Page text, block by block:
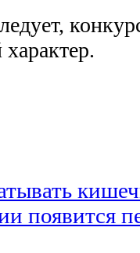
появится